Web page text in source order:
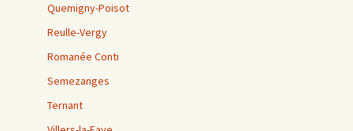
Quemigny-Poisot
Reulle-Vergy
Romanée Conti
Semezanges
Ternant